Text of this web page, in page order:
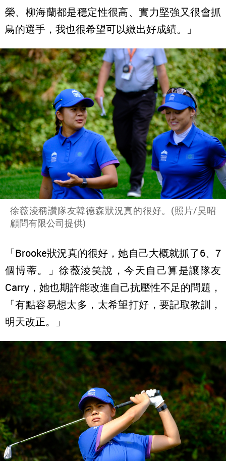
榮、柳海蘭都是穩定性很高、實力堅強又很會抓
鳥的選手，我也很希望可以繳出好成績。」
徐薇淩稱讚隊友韓德森狀況真的很好。(照片/昊昭
顧問有限公司提供)
「Brooke狀況真的很好，她自己大概就抓了6、7
個博蒂。」徐薇淩笑說，今天自己算是讓隊友
Carry，她也期許能改進自己抗壓性不足的問題，
「有點容易想太多，太希望打好，要記取教訓，
明天改正。」